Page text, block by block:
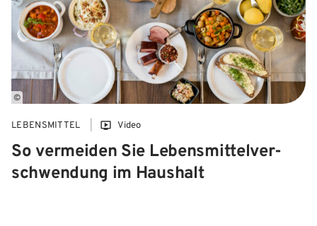
©
LEBENSMITTEL Video
So vermeiden Sie Lebens­­mittel­ver­
schwend­­ung im Haushalt